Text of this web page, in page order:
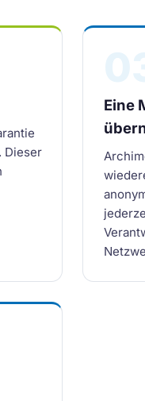
Dieser
Eine